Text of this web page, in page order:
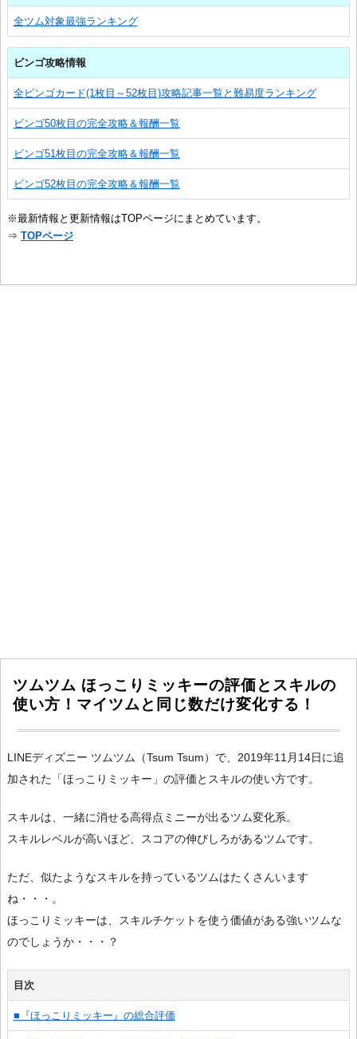
全ツム対象最強ランキング
ビンゴ攻略情報
全ビンゴカード(1枚目～52枚目)攻略記事一覧と難易度ランキング
ビンゴ50枚目の完全攻略＆報酬一覧
ビンゴ51枚目の完全攻略＆報酬一覧
ビンゴ52枚目の完全攻略＆報酬一覧
※最新情報と更新情報はTOPページにまとめています。
⇒ TOPページ
ツムツム ほっこりミッキーの評価とスキルの
使い方！マイツムと同じ数だけ変化する！
LINEディズニー ツムツム（Tsum Tsum）で、2019年11月14日に追
加された「ほっこりミッキー」の評価とスキルの使い方です。
スキルは、一緒に消せる高得点ミニーが出るツム変化系。
スキルレベルが高いほど、スコアの伸びしろがあるツムです。
ただ、似たようなスキルを持っているツムはたくさんいます
ね・・・。
ほっこりミッキーは、スキルチケットを使う価値がある強いツムな
のでしょうか・・・？
目次
■『ほっこりミッキー』の総合評価